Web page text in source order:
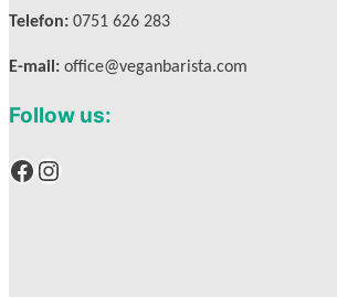
Telefon: 0751 626 283
E-mail: office@veganbarista.com
Follow us:
Facebook Instagram